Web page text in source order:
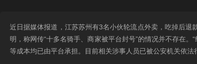
近日据媒体报道，江苏苏州有3名小伙轮流点外卖，吃掉后
明，称网传“十多名骑手、商家被平台封号”的情况并不存在
等成本均已由平台承担。目前相关涉事人员已被公安机关依法